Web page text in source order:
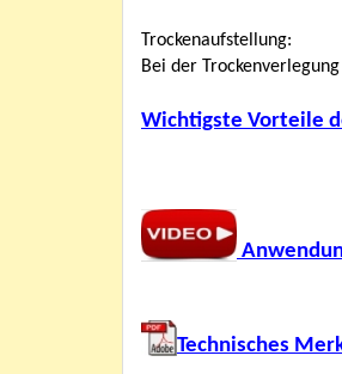
Trockenaufstellung:
Bei der
Wichtigste Vorteile
Technisches